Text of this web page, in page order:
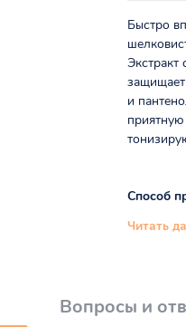
Быстро
Экстракт
и
Способ
Читать
Вопросы и